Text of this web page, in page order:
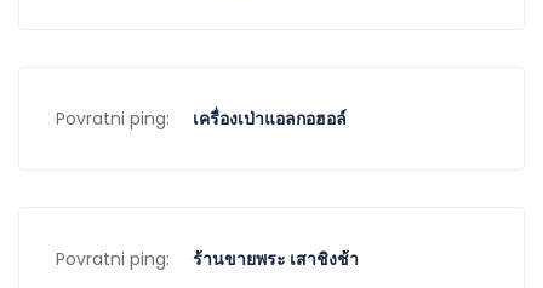
Povratni ping: เครื่องเป่าแอลกอฮอล์
Povratni ping: ร้านขายพระ เสาชิงช้า